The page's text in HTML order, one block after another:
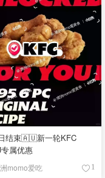
结束🇦🇺新一轮KFC
属优惠
momo爱吃 1